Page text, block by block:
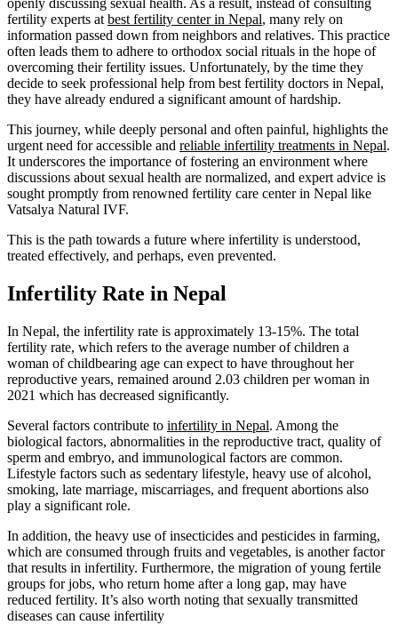
openly discussing sexual health. As a result, instead of consulting
fertility experts at best fertility center in Nepal, many rely on
information passed down from neighbors and relatives. This practice
often leads them to adhere to orthodox social rituals in the hope of
overcoming their fertility issues. Unfortunately, by the time they
decide to seek professional help from best fertility doctors in Nepal,
they have already endured a significant amount of hardship.
This journey, while deeply personal and often painful, highlights the
urgent need for accessible and reliable infertility treatments in Nepal.
It underscores the importance of fostering an environment where
discussions about sexual health are normalized, and expert advice is
sought promptly from renowned fertility care center in Nepal like
Vatsalya Natural IVF.
This is the path towards a future where infertility is understood,
treated effectively, and perhaps, even prevented.
Infertility Rate in Nepal
In Nepal, the infertility rate is approximately 13-15%. The total
fertility rate, which refers to the average number of children a
woman of childbearing age can expect to have throughout her
reproductive years, remained around 2.03 children per woman in
2021 which has decreased significantly.
Several factors contribute to infertility in Nepal. Among the
biological factors, abnormalities in the reproductive tract, quality of
sperm and embryo, and immunological factors are common.
Lifestyle factors such as sedentary lifestyle, heavy use of alcohol,
smoking, late marriage, miscarriages, and frequent abortions also
play a significant role.
In addition, the heavy use of insecticides and pesticides in farming,
which are consumed through fruits and vegetables, is another factor
that results in infertility. Furthermore, the migration of young fertile
groups for jobs, who return home after a long gap, may have
reduced fertility. It’s also worth noting that sexually transmitted
diseases can cause infertility